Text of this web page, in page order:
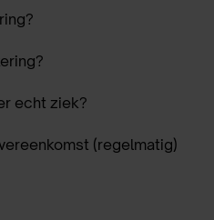
echt ziek?
(regelmatig)